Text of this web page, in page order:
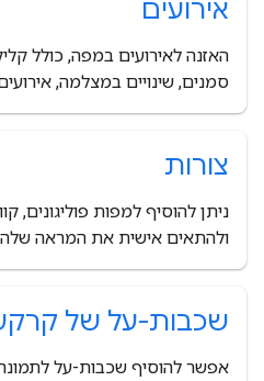
אירועים
האזנה לאירועים במפה, כולל
סמנים, שינויים במצלמה,
צורות
ניתן להוסיף למפות פוליגונים,
ולהתאים אישית את המראה
שכבות-על של
אפשר להוסיף שכבות-על לתמונה